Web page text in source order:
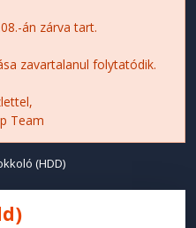
án zárva tart.
zavartalanul folytatódik.
Team
(HDD)